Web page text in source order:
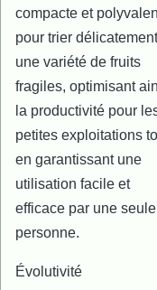
compacte et
pour trier délicatement
une variété de fruits
fragiles, optimisant
la productivité pour
petites exploitations
en garantissant une
utilisation facile et
efficace par une seule
personne.
Évolutivité